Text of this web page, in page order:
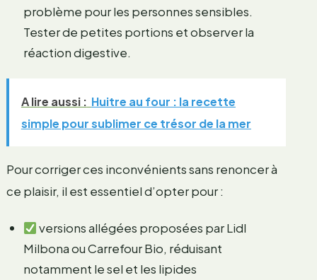
problème pour les personnes sensibles.
Tester de petites portions et observer la
réaction digestive.
A lire aussi : Huitre au four : la recette
simple pour sublimer ce trésor de la mer
Pour corriger ces inconvénients sans renoncer à
ce plaisir, il est essentiel d’opter pour :
versions allégées proposées par Lidl
Milbona ou Carrefour Bio, réduisant
notamment le sel et les lipides